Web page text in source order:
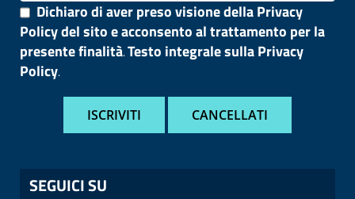
Dichiaro di aver preso visione della Privacy
Policy del sito e acconsento al trattamento per la
presente finalità.Testo integrale sulla Privacy
Policy.
SEGUICI SU